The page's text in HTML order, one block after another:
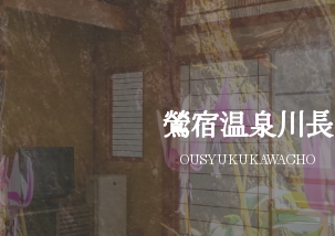
鶯宿温泉川長
OUSYUKUKAWACHO